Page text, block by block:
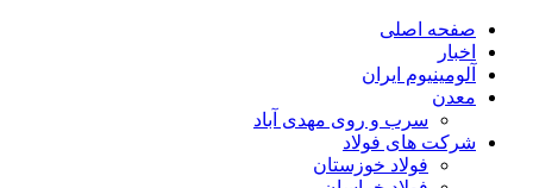
صفحه اصلی
اخبار
آلومینیوم ایران
معدن
سرب و روی مهدی آباد
شرکت های فولاد
فولاد خوزستان